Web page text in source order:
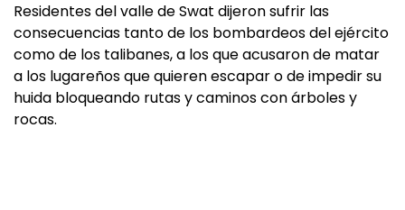
Residentes del valle de Swat dijeron sufrir las
consecuencias tanto de los bombardeos del ejército
como de los talibanes, a los que acusaron de matar
a los lugareños que quieren escapar o de impedir su
huida bloqueando rutas y caminos con árboles y
rocas.